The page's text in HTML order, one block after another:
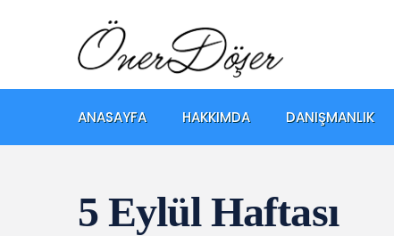
ANASAYFA HAKKIMDA DANIŞMANLIK
5 Eylül Haftası